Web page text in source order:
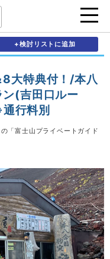
+検討リストに追加
大特典付！/本八
(吉田口ルー
行料別
「富士山プライベートガイド